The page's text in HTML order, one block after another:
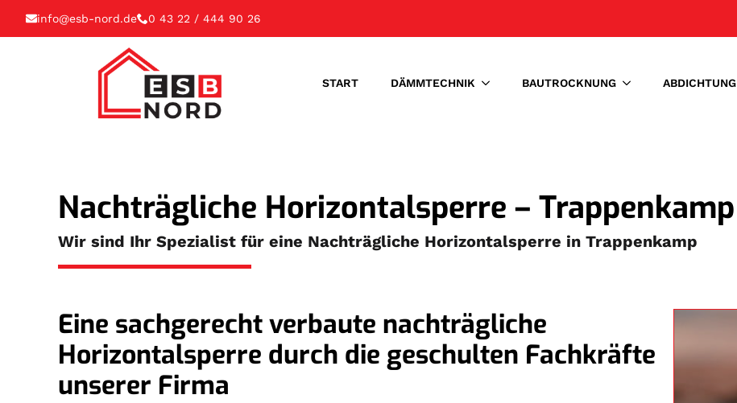
info@esb-nord.de 0 43 22 / 444 90 26
START DÄMMTECHNIK BAUTROCKNUNG ABDICHTUNG
Nachträgliche Horizontalsperre – Trappenkamp
Wir sind Ihr Spezialist für eine Nachträgliche Horizontalsperre in Trappenkamp
Eine sachgerecht verbaute nachträgliche
Horizontalsperre durch die geschulten Fachkräfte
unserer Firma